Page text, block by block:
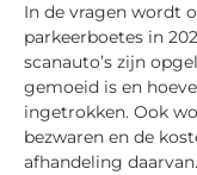
In de vragen wordt
parkeerboetes in
scanauto’s zijn
gemoeid is en
ingetrokken. Ook
bezwaren en de
afhandeling daarvan.